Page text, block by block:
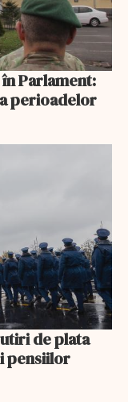
Parlament:
perioadelor
de plata
pensiilor